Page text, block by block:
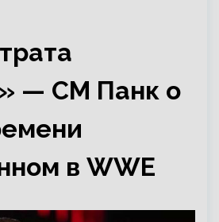
— СМ Панк о
в WWE